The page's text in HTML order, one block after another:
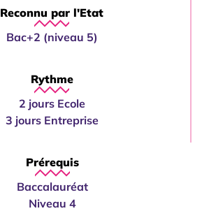
Reconnu par l'Etat
Bac+2 (niveau 5)
Rythme
2 jours Ecole
3 jours Entreprise
Prérequis
Baccalauréat
Niveau 4